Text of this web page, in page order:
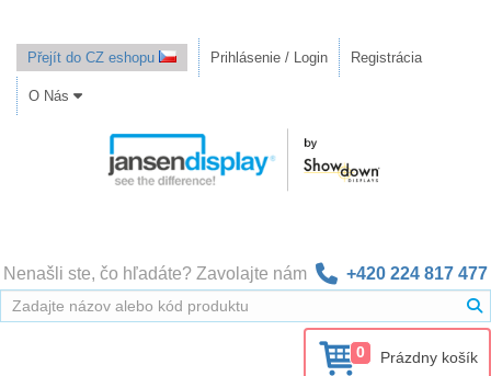
Přejít do CZ eshopu Prihlásenie / Login Registrácia
O Nás
Nenašli ste, čo hľadáte? Zavolajte nám +420 224 817 477
0 Prázdny košík